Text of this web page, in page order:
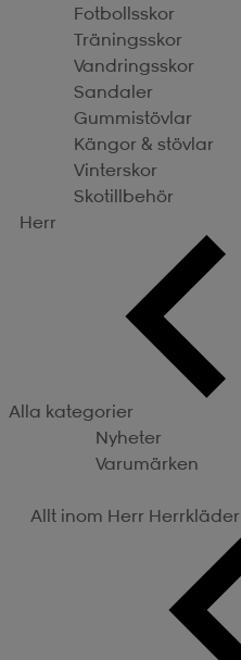
Fotbollsskor
Träningsskor
Vandringsskor
Sandaler
Gummistövlar
Kängor & stövlar
Vinterskor
Skotillbehör
Herr
Alla kategorier
Nyheter
Varumärken
Allt inom Herr Herrkläder